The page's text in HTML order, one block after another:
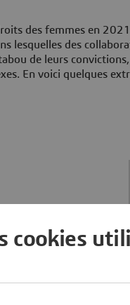
des femmes en
lesquelles des
de leurs
En voici quelques
cookies